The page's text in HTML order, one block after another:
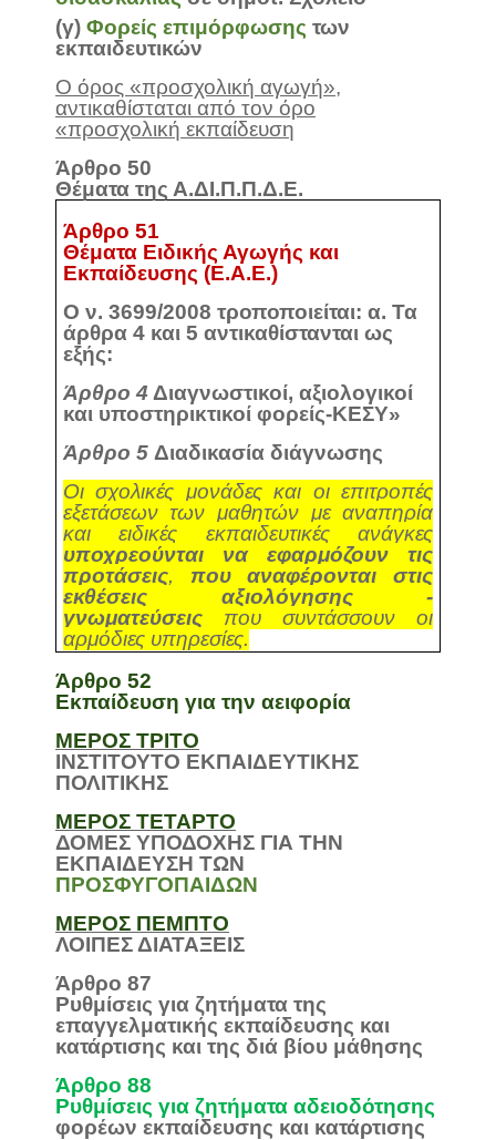
(γ) Φορείς επιμόρφωσης των
εκπαιδευτικών
Ο όρος «προσχολική αγωγή»,
αντικαθίσταται από τον όρο
«προσχολική εκπαίδευση
Άρθρο 50
Θέματα της Α.ΔΙ.Π.Π.Δ.Ε.
Άρθρο 51
Θέματα Ειδικής Αγωγής και
Εκπαίδευσης (Ε.Α.Ε.)
Ο ν. 3699/2008 τροποποιείται: α. Τα
άρθρα 4 και 5 αντικαθίστανται ως
εξής:
Άρθρο 4 Διαγνωστικοί, αξιολογικοί
και υποστηρικτικοί φορείς-ΚΕΣΥ»
Άρθρο 5 Διαδικασία διάγνωσης
Οι σχολικές μονάδες και οι επιτροπές
εξετάσεων των μαθητών με αναπηρία
και ειδικές εκπαιδευτικές ανάγκες
υποχρεούνται να εφαρμόζουν τις
προτάσεις, που αναφέρονται στις
εκθέσεις αξιολόγησης -
γνωματεύσειςπου συντάσσουν οι
αρμόδιες υπηρεσίες.
Άρθρο 52
Εκπαίδευση για την αειφορία
ΜΕΡΟΣ ΤΡΙΤΟ
ΙΝΣΤΙΤΟΥΤΟ ΕΚΠΑΙΔΕΥΤΙΚΗΣ
ΠΟΛΙΤΙΚΗΣ
ΜΕΡΟΣ ΤΕΤΑΡΤΟ
ΔΟΜΕΣ ΥΠΟΔΟΧΗΣ ΓΙΑ ΤΗΝ
ΕΚΠΑΙΔΕΥΣΗ ΤΩΝ
ΠΡΟΣΦΥΓΟΠΑΙΔΩΝ
ΜΕΡΟΣ ΠΕΜΠΤΟ
ΛΟΙΠΕΣ ΔΙΑΤΑΞΕΙΣ
Άρθρο 87
Ρυθμίσεις για ζητήματα της
επαγγελματικής εκπαίδευσης και
κατάρτισης και της διά βίου μάθησης
Άρθρο 88
Ρυθμίσεις για ζητήματα αδειοδότησης
φορέων εκπαίδευσης και κατάρτισης